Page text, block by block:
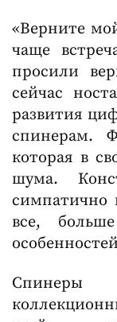
«Верните
чаще
просили
сейчас
развития
спинерам.
которая в
шума.
симпатично
все,